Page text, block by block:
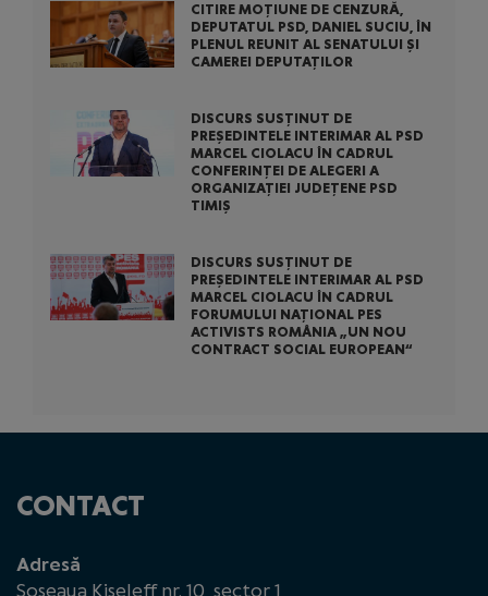
CITIRE MOȚIUNE DE CENZURĂ,
DEPUTATUL PSD, DANIEL SUCIU, ÎN
PLENUL REUNIT AL SENATULUI ȘI
CAMEREI DEPUTAȚILOR
DISCURS SUSȚINUT DE
PREȘEDINTELE INTERIMAR AL PSD
MARCEL CIOLACU ÎN CADRUL
CONFERINȚEI DE ALEGERI A
ORGANIZAȚIEI JUDEȚENE PSD
TIMIȘ
DISCURS SUSȚINUT DE
PREȘEDINTELE INTERIMAR AL PSD
MARCEL CIOLACU ÎN CADRUL
FORUMULUI NAȚIONAL PES
ACTIVISTS ROMÂNIA „UN NOU
CONTRACT SOCIAL EUROPEAN“
CONTACT
Adresă
Șoseaua Kiseleff nr. 10, sector 1,